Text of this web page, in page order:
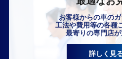
いますぐ
お客様からの車の
工法や費用等の各種
最寄りの専門店
詳しく見